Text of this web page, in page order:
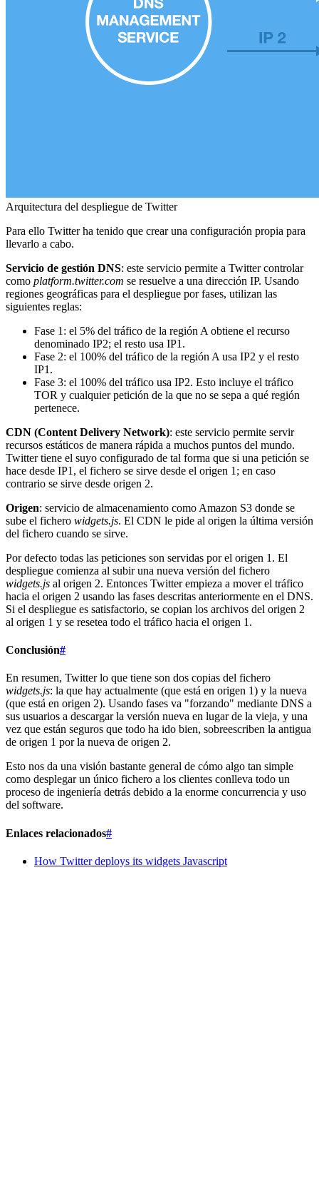
Arquitectura del despliegue de Twitter
Para ello Twitter ha tenido que crear una configuración propia para
llevarlo a cabo.
Servicio de gestión DNS: este servicio permite a Twitter controlar
como platform.twitter.com se resuelve a una dirección IP. Usando
regiones geográficas para el despliegue por fases, utilizan las
siguientes reglas:
Fase 1: el 5% del tráfico de la región A obtiene el recurso
denominado IP2; el resto usa IP1.
Fase 2: el 100% del tráfico de la región A usa IP2 y el resto
IP1.
Fase 3: el 100% del tráfico usa IP2. Esto incluye el tráfico
TOR y cualquier petición de la que no se sepa a qué región
pertenece.
CDN (Content Delivery Network): este servicio permite servir
recursos estáticos de manera rápida a muchos puntos del mundo.
Twitter tiene el suyo configurado de tal forma que si una petición se
hace desde IP1, el fichero se sirve desde el origen 1; en caso
contrario se sirve desde origen 2.
Origen: servicio de almacenamiento como Amazon S3 donde se
sube el fichero widgets.js. El CDN le pide al origen la última versión
del fichero cuando se sirve.
Por defecto todas las peticiones son servidas por el origen 1. El
despliegue comienza al subir una nueva versión del fichero
widgets.js al origen 2. Entonces Twitter empieza a mover el tráfico
hacia el origen 2 usando las fases descritas anteriormente en el DNS.
Si el despliegue es satisfactorio, se copian los archivos del origen 2
al origen 1 y se resetea todo el tráfico hacia el origen 1.
Conclusión#
En resumen, Twitter lo que tiene son dos copias del fichero
widgets.js: la que hay actualmente (que está en origen 1) y la nueva
(que está en origen 2). Usando fases va "forzando" mediante DNS a
sus usuarios a descargar la versión nueva en lugar de la vieja, y una
vez que están seguros que todo ha ido bien, sobreescriben la antigua
de origen 1 por la nueva de origen 2.
Esto nos da una visión bastante general de cómo algo tan simple
como desplegar un único fichero a los clientes conlleva todo un
proceso de ingeniería detrás debido a la enorme concurrencia y uso
del software.
Enlaces relacionados#
How Twitter deploys its widgets Javascript